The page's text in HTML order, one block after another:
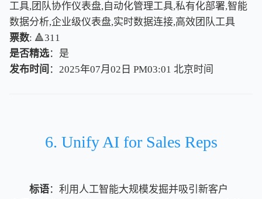
工具,团队协作仪表盘,自动化管理工具,私有化部署,智能
数据分析,企业级仪表盘,实时数据连接,高效团队工具
票数: 🔺311
是否精选：是
发布时间 ：2025年07月02日 PM03:01 北京时间
北京时间
6. Unify AI for Sales Reps
标语：利用人工智能大规模发掘并吸引新客户